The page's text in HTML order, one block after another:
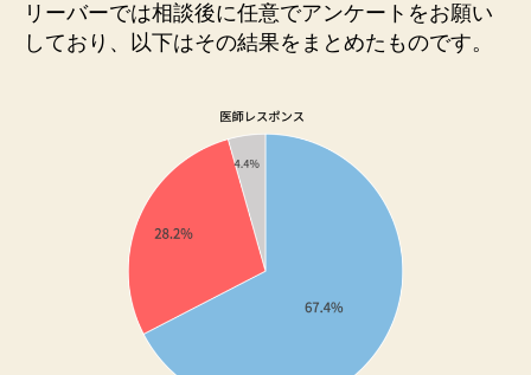
リーバーでは相談後に任意でアンケートをお願い
しており、以下はその結果をまとめたものです。